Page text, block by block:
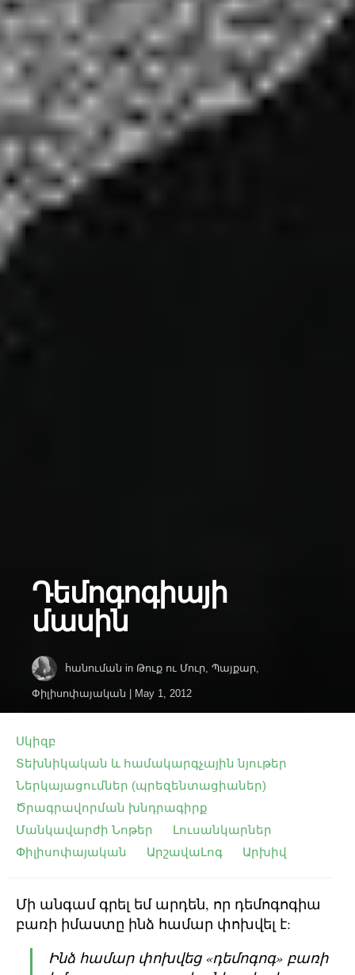
Դեմոգոգիայի
մասին
հանուման in Թուք ու Մուր Պայքար
Փիլիսոփայական | May 1, 2012
Սկիզբ
Տեխնիկական և համակարգչային նյութեր
Ներկայացումներ (պրեզենտացիաներ)
Ծրագրավորման խնդրագիրք
Մանկավարժի Նոթեր
Լուսանկարներ
Փիլիսոփայական
ԱրշավաԼոգ Արխիվ
Մի անգամ գրել եմ արդեն, որ դեմոգոգիա
բառի իմաստը ինձ համար փոխվել է:
Ինձ համար փոխվեց «դեմոգոգ» բառի